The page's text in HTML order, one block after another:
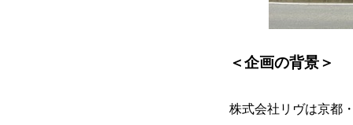
＜企画の背景＞
株式会社リヴは京都